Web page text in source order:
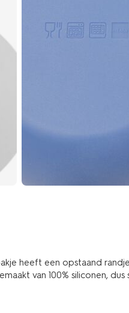
heeft een opstaand
van 100% siliconen, dus